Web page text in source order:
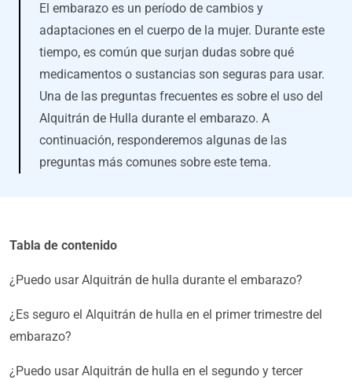
El embarazo es un período de cambios y
adaptaciones en el cuerpo de la mujer. Durante este
tiempo, es común que surjan dudas sobre qué
medicamentos o sustancias son seguras para usar.
Una de las preguntas frecuentes es sobre el uso del
Alquitrán de Hulla durante el embarazo. A
continuación, responderemos algunas de las
preguntas más comunes sobre este tema.
Tabla de contenido
¿Puedo usar Alquitrán de hulla durante el embarazo?
¿Es seguro el Alquitrán de hulla en el primer trimestre del
embarazo?
¿Puedo usar Alquitrán de hulla en el segundo y tercer